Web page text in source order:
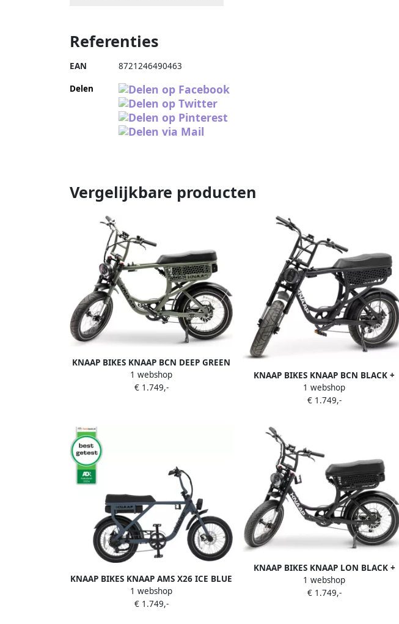
Referenties
EAN 8721246490463
Delen
Vergelijkbare producten
KNAAP BIKES KNAAP BCN DEEP GREEN
+ KNAAP track & trace GPS Elektrische
fatbike Rijklaar 2 jaar garantie Lid van
1 webshop
€ 1.749,-
KNAAP BIKES KNAAP BCN BLACK +
KNAAP track & trace GPS Elektrische
fatbike Rijklaar 2 jaar garantie Lid van
1 webshop
€ 1.749,-
KNAAP BIKES KNAAP AMS X26 ICE BLUE
+ KNAAP track & trace GPS Elektrische
fatbike Best getest 2024 Rijklaar 2 jaar
1 webshop
€ 1.749,-
KNAAP BIKES KNAAP LON BLACK +
KNAAP track & trace GPS Elektrische
fatbike Rijklaar 2 jaar garantie Lid van
1 webshop
€ 1.749,-